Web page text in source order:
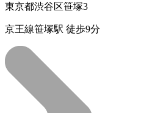
東京都渋谷区笹塚3
京王線笹塚駅 徒歩9分